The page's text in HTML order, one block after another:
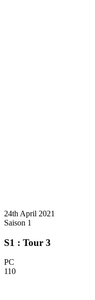
24th April 2021
Saison 1
S1 : Tour 3
PC
110